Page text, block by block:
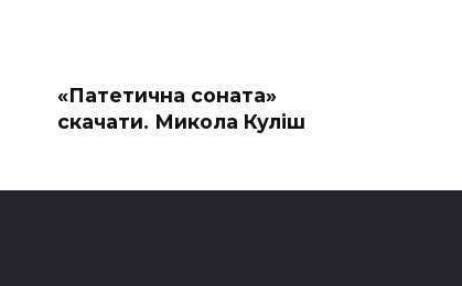
«Патетична соната»
скачати. Микола Куліш